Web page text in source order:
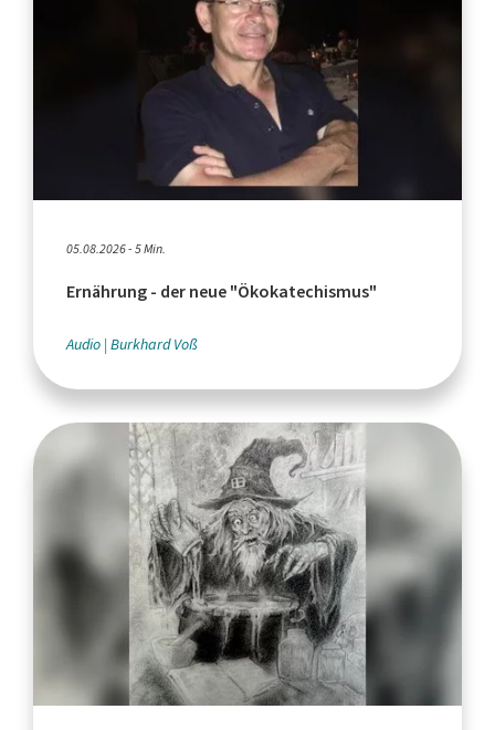
05.08.2026 - 5 Min.
Ernährung - der neue "Ökokatechismus"
Audio Burkhard Voß